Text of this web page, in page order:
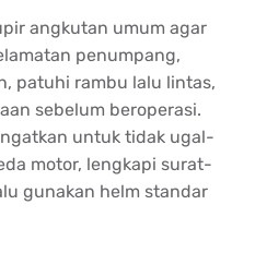
angkutan umum agar
penumpang,
, patuhi rambu lalu lintas,
sebelum beroperasi.
untuk tidak ugal-
motor, lengkapi surat-
gunakan helm standar